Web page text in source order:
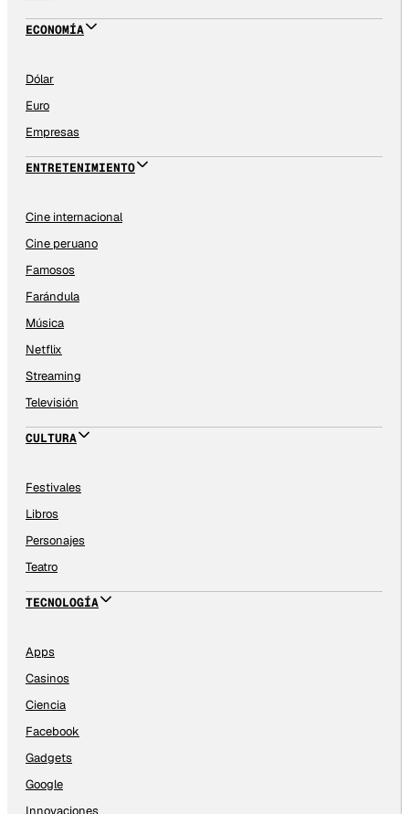
ECONOMÍA
Dólar
Euro
Empresas
ENTRETENIMIENTO
Cine internacional
Cine peruano
Famosos
Farándula
Música
Netflix
Streaming
Televisión
CULTURA
Festivales
Libros
Personajes
Teatro
TECNOLOGÍA
Apps
Casinos
Ciencia
Facebook
Gadgets
Google